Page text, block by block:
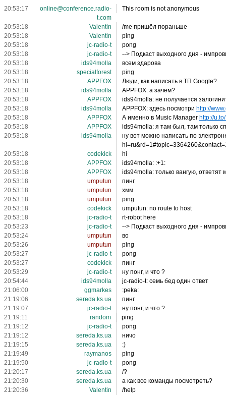
20:53:17
online@conference.radio-
t.com
This room is not anonymous
20:53:18 Valentin
/me пришёл пораньше
20:53:18
Valentin
ping
20:53:18
jc-radio-t
pong
20:53:18
jc-radio-t
--> Подкаст выходного дня -
20:53:18
ids94molla
всем здарова
20:53:18
specialforest
ping
20:53:18
APPFOX
Люди, как написать в ТП Google?
20:53:18
ids94molla
APPFOX: а зачем?
20:53:18
APPFOX
ids94molla: не получается
20:53:18
ids94molla APPFOX: здесь посмотри http://
20:53:18
APPFOX А именно в Music Manager http://
20:53:18
APPFOX
ids94molla: я там был, там только
20:53:18
ids94molla
ну вот можно написать по
20:53:18
codekick
hi
20:53:18
APPFOX
ids94molla: :+1:
20:53:18
APPFOX
ids94molla: только вангую,
20:53:18
umputun
пинг
20:53:18
umputun
хмм
20:53:18
umputun
ping
20:53:18
codekick
umputun: no route to host
20:53:18
jc-radio-t
rt-robot here
20:53:23
jc-radio-t
--> Подкаст выходного дня -
20:53:24
umputun
во
20:53:26
umputun
ping
20:53:27
jc-radio-t
pong
20:53:27
codekick
пинг
20:53:29
jc-radio-t
ну понг, и что ?
20:54:44
ids94molla
jc-radio-t: семь бед один ответ
21:06:00
ggmarkes
:peka:
21:19:06
sereda.ks.ua
пинг
21:19:07
jc-radio-t
ну понг, и что ?
21:19:11
random
ping
21:19:12
jc-radio-t
pong
21:19:12
sereda.ks.ua
ничо
21:19:15
sereda.ks.ua
:)
21:19:49
raymanos
ping
21:19:50
jc-radio-t
pong
21:20:17
sereda.ks.ua
/?
21:20:30
sereda.ks.ua
а как все команды посмотреть?
21:20:36
Valentin
/help